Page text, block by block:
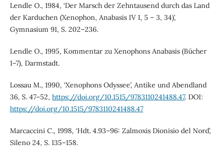
Lendle O., 1984, ‘Der Marsch der Zehntausend durch das Land
der Karduchen (Xenophon, Anabasis IV 1, 5 – 3, 34)’,
Gymnasium 91, S. 202–236.
Lendle O., 1995, Kommentar zu Xenophons Anabasis (Bücher
1–7), Darmstadt.
Lossau M., 1990, ‘Xenophons Odyssee’, Antike und Abendland
36, S. 47–52, https://doi.org/10.1515/9783110241488.47. DOI:
https://doi.org/10.1515/9783110241488.47
Marcaccini C., 1998, ‘Hdt. 4.93–96: Zalmoxis Dionisio del Nord’,
Sileno 24, S. 135–158.